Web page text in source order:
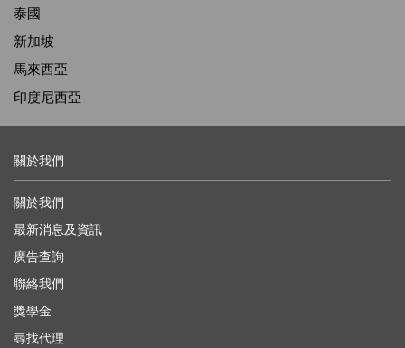
泰國
新加坡
馬來西亞
印度尼西亞
關於我們
關於我們
最新消息及資訊
廣告查詢
聯絡我們
獎學金
尋找代理